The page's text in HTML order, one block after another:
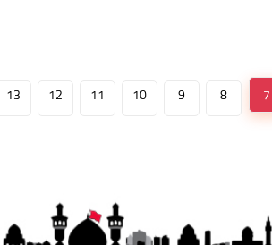
7
8
9
10
11
12
13